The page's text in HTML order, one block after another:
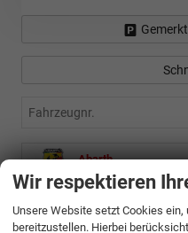
Fahrzeugnr.
Abarth
Alfa Romeo
Audi
Wir respektieren
Unsere Website setzt Cookies
bereitzustellen. Hierbei